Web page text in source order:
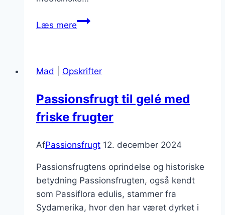
Læs merePassionsfrugt
sorbetopskrift
Mad Opskrifter
Passionsfrugt til gelé med
friske frugter
AfPassionsfrugt 12. december 2024
Passionsfrugtens oprindelse og historiske
betydning Passionsfrugten, også kendt
som Passiflora edulis, stammer fra
Sydamerika, hvor den har været dyrket i